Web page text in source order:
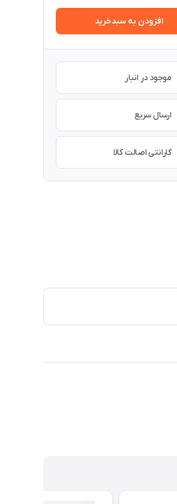
افزودن به سبدخرید
موجود در انبار
ارسال سریع
گارانتی اصالت کالا